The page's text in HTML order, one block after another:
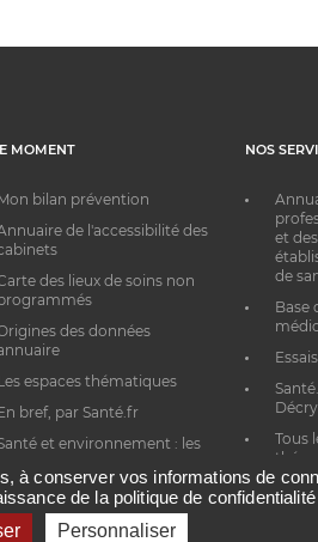
MOMENT
bilan prévention
de l'accessibilité des
des lieux de soins non
des données
espaces thématiques
bref, par Santé.fr
et environnement : les
NOS
et des
de
Base
Tous
à conserver vos informations de
de la politique de
Personnaliser